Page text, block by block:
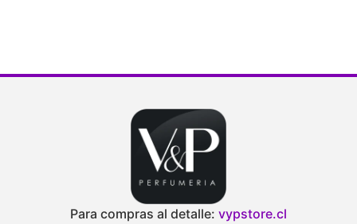
Para compras al detalle: vypstore.cl